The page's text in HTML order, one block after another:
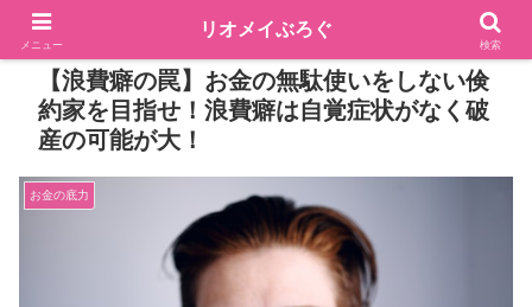
【浪費癖の罠】お金の無駄使いをしない倹
約家を目指せ！浪費癖は自覚症状がなく破
産の可能が大！
お金の底力
メニュー
リオメイぶろぐ
検索